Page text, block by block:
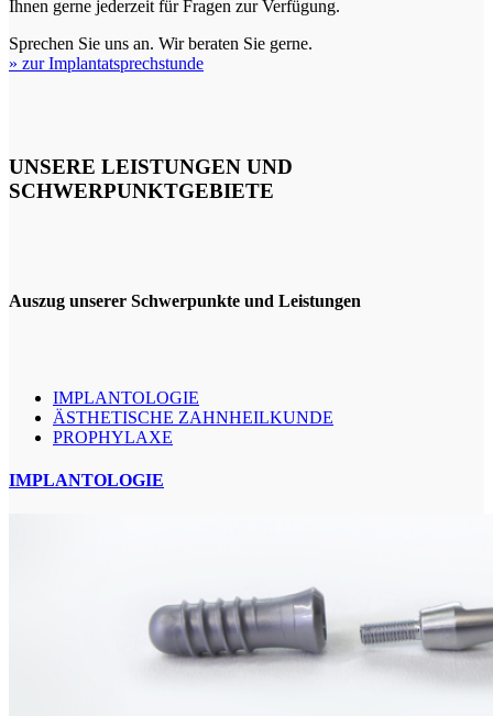
Ihnen gerne jederzeit für Fragen zur Verfügung.
Sprechen Sie uns an. Wir beraten Sie gerne.
» zur Implantatsprechstunde
UNSERE LEISTUNGEN UND
SCHWERPUNKTGEBIETE
Auszug unserer Schwerpunkte und Leistungen
IMPLANTOLOGIE
ÄSTHETISCHE ZAHNHEILKUNDE
PROPHYLAXE
IMPLANTOLOGIE